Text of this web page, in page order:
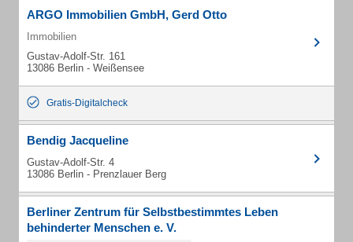
ARGO Immobilien GmbH, Gerd Otto
Immobilien
Gustav-Adolf-Str. 161
13086 Berlin - Weißensee
Gratis-Digitalcheck
Bendig Jacqueline
Gustav-Adolf-Str. 4
13086 Berlin - Prenzlauer Berg
Berliner Zentrum für Selbstbestimmtes Leben
behinderter Menschen e. V.